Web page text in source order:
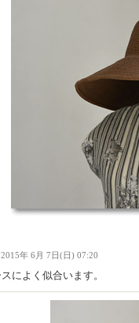
2015年 6月 7日(日) 07:20
によく似合います。